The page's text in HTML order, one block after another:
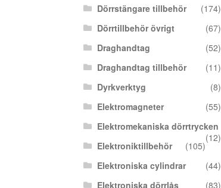
Dörrstängare tillbehör
(174)
Dörrtillbehör övrigt
(67)
Draghandtag
(52)
Draghandtag tillbehör
(11)
Dyrkverktyg
(8)
Elektromagneter
(55)
Elektromekaniska dörrtrycken
(12)
Elektroniktillbehör
(105)
Elektroniska cylindrar
(44)
Elektroniska dörrlås
(83)